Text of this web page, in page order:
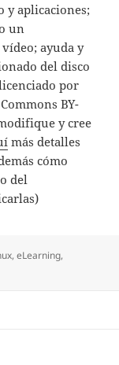
y aplicaciones;
un
ayuda y
del disco
por
BY-
y cree
más detalles
cómo
del
,eLearning,